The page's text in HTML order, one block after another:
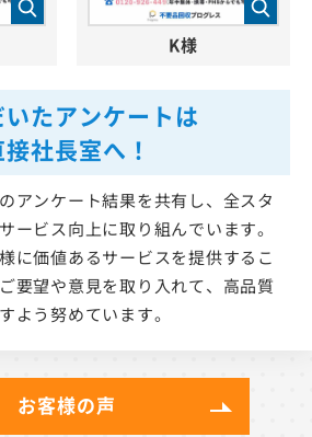
いたアンケートは
接社長室へ！
アンケート結果を共有し、全スタ
ービス向上に取り組んでいます。
に価値あるサービスを提供するこ
要望や意見を取り入れて、高品質
よう努めています。
K様
お客様の声